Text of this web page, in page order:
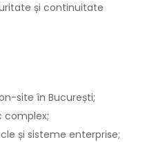
și continuitate
site în București;
complex;
și sisteme enterprise;